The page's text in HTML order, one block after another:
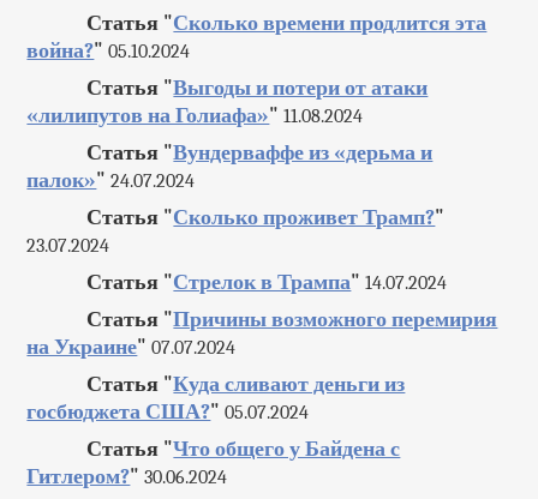
Статья "Сколько времени продлится эта
война?" 05.10.2024
Статья "Выгоды и потери от атаки
«лилипутов на Голиафа»" 11.08.2024
Статья "Вундерваффе из «дерьма и
палок»" 24.07.2024
Статья "Сколько проживет Трамп?"
23.07.2024
Статья "Стрелок в Трампа" 14.07.2024
Статья "Причины возможного перемирия
на Украине" 07.07.2024
Статья "Куда сливают деньги из
госбюджета США?" 05.07.2024
Статья "Что общего у Байдена с
Гитлером?" 30.06.2024